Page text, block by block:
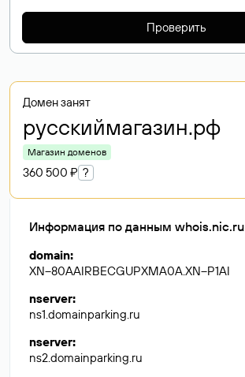
Проверить
Домен занят
русскиймагазин.рф
Магазин доменов
360 500 ₽ ?
Информация по данным whois.nic.ru
domain:
XN--80AAIRBECGUPXMA0A.XN--P1AI
nserver:
ns1.domainparking.ru
nserver:
ns2.domainparking.ru